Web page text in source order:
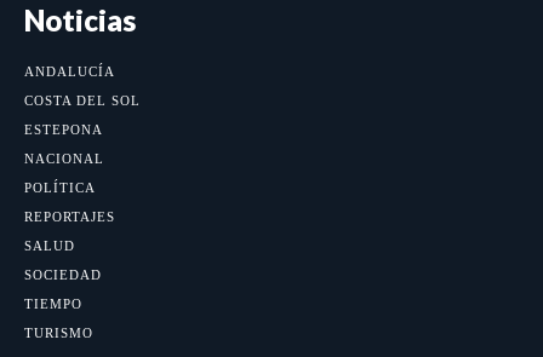
Noticias
ANDALUCÍA
COSTA DEL SOL
ESTEPONA
NACIONAL
POLÍTICA
REPORTAJES
SALUD
SOCIEDAD
TIEMPO
TURISMO